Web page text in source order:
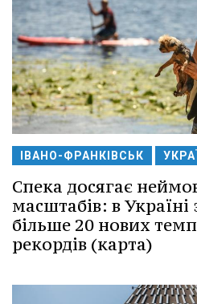
ІВАНО-ФРАНКІВСЬК
Спека досягає
масштабів: в Україні
більше 20 нових
рекордів (карта)